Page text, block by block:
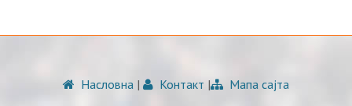
Насловна | Контакт | Мапа сајта